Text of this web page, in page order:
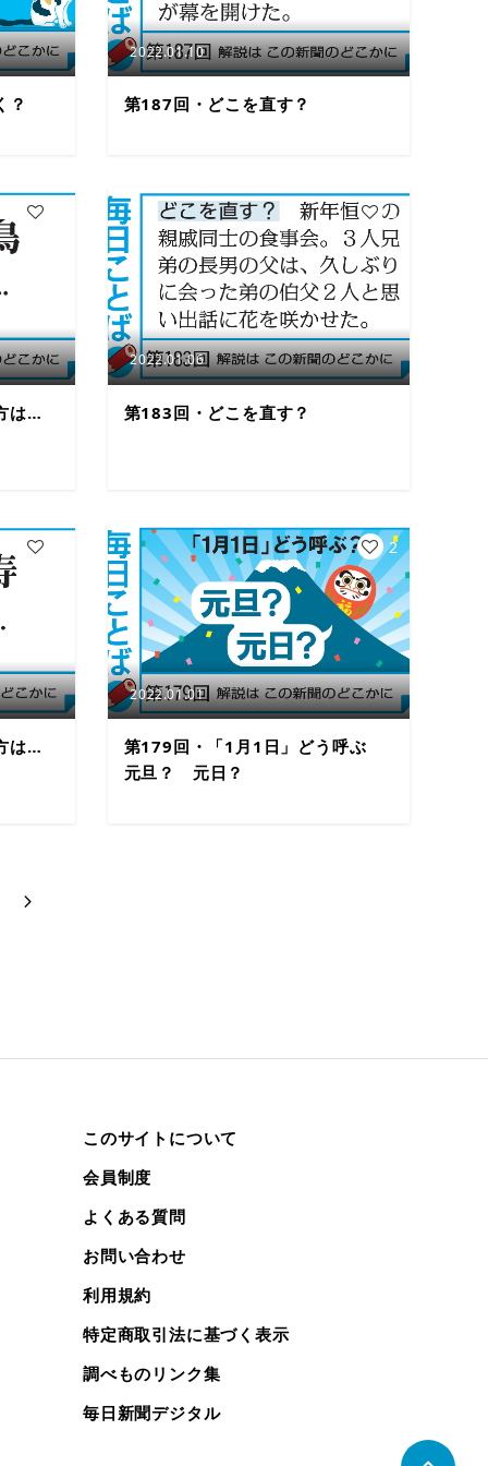
？
2022.01.10
第187回・どこを直す？
は…
2022.01.06
第183回・どこを直す？
3
は…
2022.01.01
第179回・「1月1日」どう呼ぶ
元旦？ 元日？
2

このサイトについて
会員制度
よくある質問
お問い合わせ
利用規約
特定商取引法に基づく表示
調べものリンク集
毎日新聞デジタル